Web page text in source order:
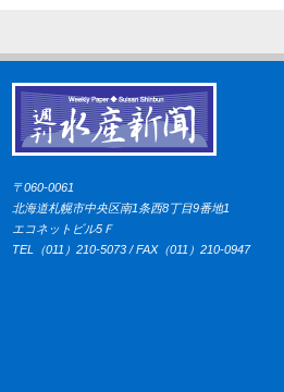
〒060-0061
北海道札幌市中央区南1条西8丁目9番地1
エコネットビル5Ｆ
TEL（011）210-5073 / FAX（011）210-0947